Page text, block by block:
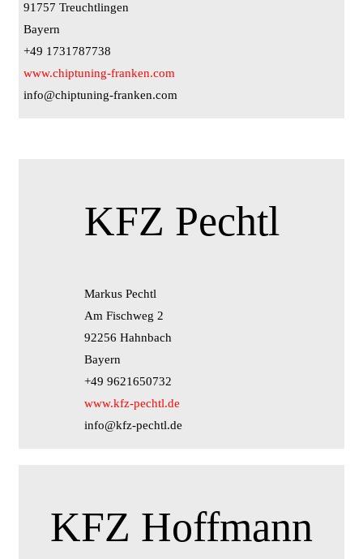
91757 Treuchtlingen
Bayern
+49 1731787738
www.chiptuning-franken.com
info@chiptuning-franken.com
KFZ Pechtl
Markus Pechtl
Am Fischweg 2
92256 Hahnbach
Bayern
+49 9621650732
www.kfz-pechtl.de
info@kfz-pechtl.de
KFZ Hoffmann